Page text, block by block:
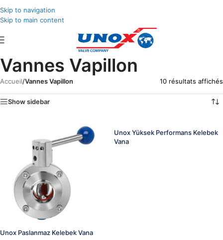
Skip to navigation
Skip to main content
Vannes Vapillon
Accueil/Vannes Vapillon 10 résultats affichés
Show sidebar
Unox Paslanmaz Kelebek Vana
Unox Yüksek Performans Kelebek
Vana